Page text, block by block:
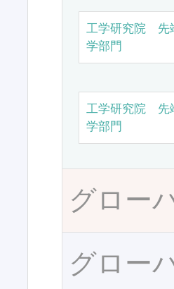
工学研究院 先
学部門
工学研究院 先
学部門
グロー
グロー